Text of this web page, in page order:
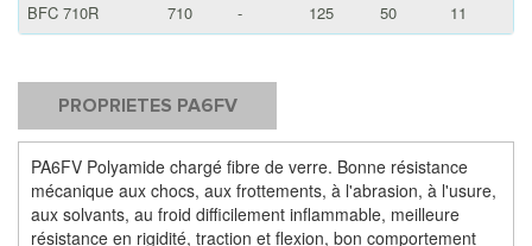
BFC 710R 710 - 125 50 11
PROPRIETES PA6FV
PA6FV Polyamide chargé fibre de verre. Bonne résistance
mécanique aux chocs, aux frottements, à l'abrasion, à l'usure,
aux solvants, au froid difficilement inflammable, meilleure
résistance en rigidité, traction et flexion, bon comportement